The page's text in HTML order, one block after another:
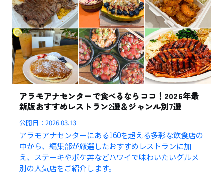
アラモアナセンターで食べるならココ！2026年最
新版おすすめレストラン2選＆ジャンル別7選
公開日：2026.03.13
アラモアナセンターにある160を超える多彩な飲食店の
中から、編集部が厳選したおすすめレストランに加
え、ステーキやポケ丼などハワイで味わいたいグルメ
別の人気店をご紹介します。